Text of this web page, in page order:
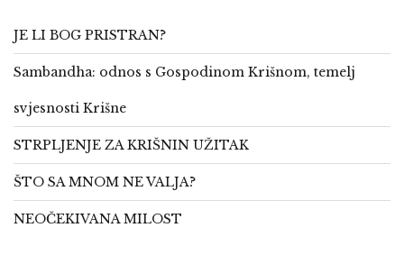
JE LI BOG PRISTRAN?
Sambandha: odnos s Gospodinom Krišnom, temelj
svjesnosti Krišne
STRPLJENJE ZA KRIŠNIN UŽITAK
ŠTO SA MNOM NE VALJA?
NEOČEKIVANA MILOST